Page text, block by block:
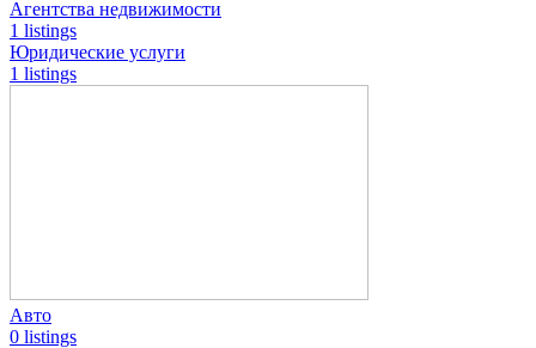
Агентства недвижимости
1 listings
Юридические услуги
1 listings
Авто
0 listings